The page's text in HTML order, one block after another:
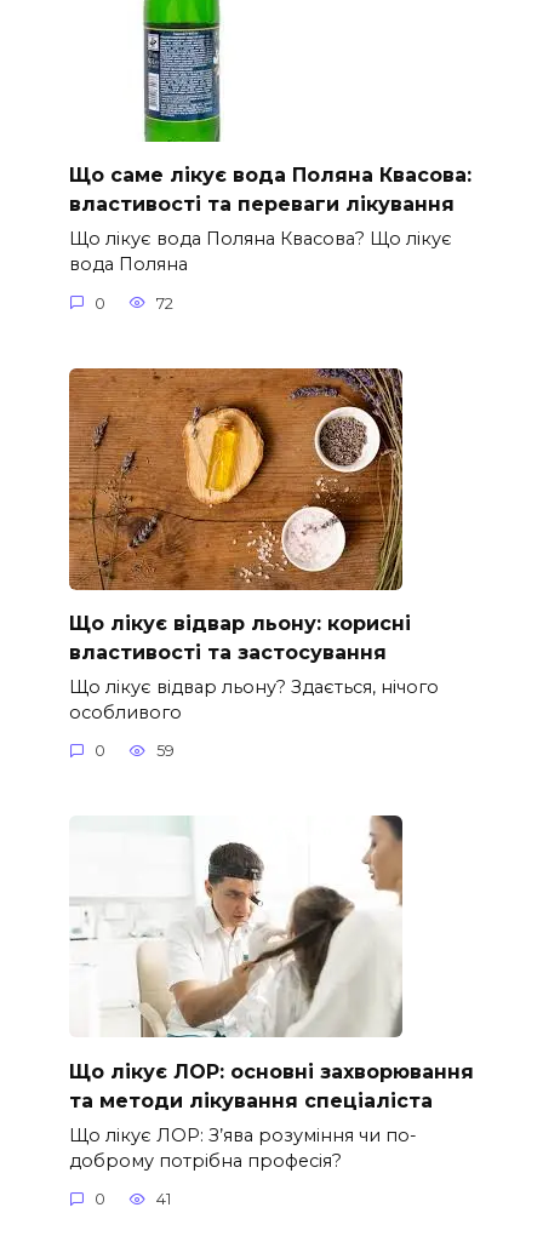
Що саме лікує вода Поляна Квасова:
властивості та переваги лікування
Що лікує вода Поляна Квасова? Що лікує
вода Поляна
0 72
Що лікує відвар льону: корисні
властивості та застосування
Що лікує відвар льону? Здається, нічого
особливого
0 59
Що лікує ЛОР: основні захворювання
та методи лікування спеціаліста
Що лікує ЛОР: З’ява розуміння чи по-
доброму потрібна професія?
0 41